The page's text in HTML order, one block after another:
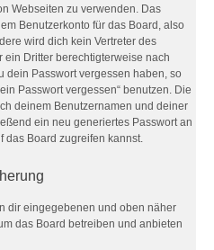
Webseiten zu verwenden. Das
Benutzerkonto für das Board, also
wird dich kein Vertreter des
ein Dritter berechtigterweise nach
dein Passwort vergessen haben, so
Passwort vergessen“ benutzen. Die
deinem Benutzernamen und deiner
ein neu generiertes Passwort an
das Board zugreifen kannst.
dir eingegebenen und oben näher
das Board betreiben und anbieten